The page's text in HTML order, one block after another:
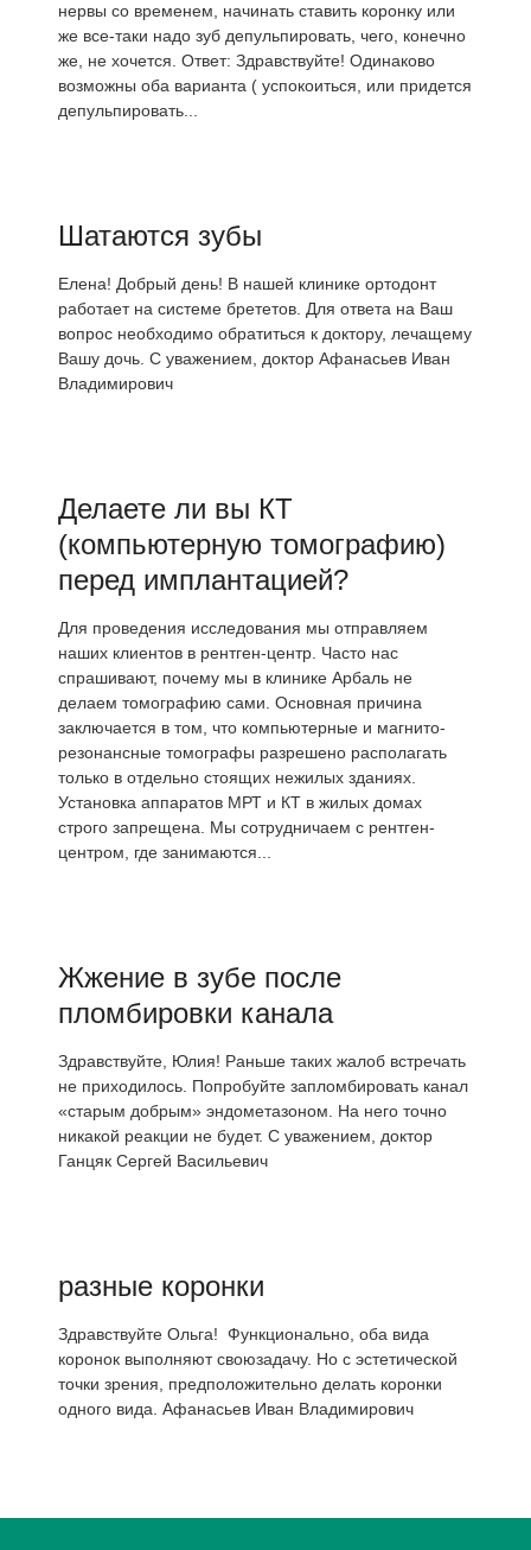
нервы со временем, начинать ставить коронку или
же все-таки надо зуб депульпировать, чего, конечно
же, не хочется. Ответ: Здравствуйте! Одинаково
возможны оба варианта ( успокоиться, или придется
депульпировать...
Шатаются зубы
Елена! Добрый день! В нашей клинике ортодонт
работает на системе брететов. Для ответа на Ваш
вопрос необходимо обратиться к доктору, лечащему
Вашу дочь. С уважением, доктор Афанасьев Иван
Владимирович
Делаете ли вы КТ
(компьютерную томографию)
перед имплантацией?
Для проведения исследования мы отправляем
наших клиентов в рентген-центр. Часто нас
спрашивают, почему мы в клинике Арбаль не
делаем томографию сами. Основная причина
заключается в том, что компьютерные и магнито-
резонансные томографы разрешено располагать
только в отдельно стоящих нежилых зданиях.
Установка аппаратов МРТ и КТ в жилых домах
строго запрещена. Мы сотрудничаем с рентген-
центром, где занимаются...
Жжение в зубе после
пломбировки канала
Здравствуйте, Юлия! Раньше таких жалоб встречать
не приходилось. Попробуйте запломбировать канал
«старым добрым» эндометазоном. На него точно
никакой реакции не будет. С уважением, доктор
Ганцяк Сергей Васильевич
разные коронки
Здравствуйте Ольга! Функционально, оба вида
коронок выполняют своюзадачу. Но с эстетической
точки зрения, предположительно делать коронки
одного вида. Афанасьев Иван Владимирович